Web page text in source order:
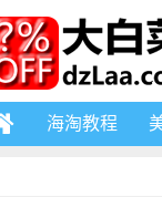
海淘教程